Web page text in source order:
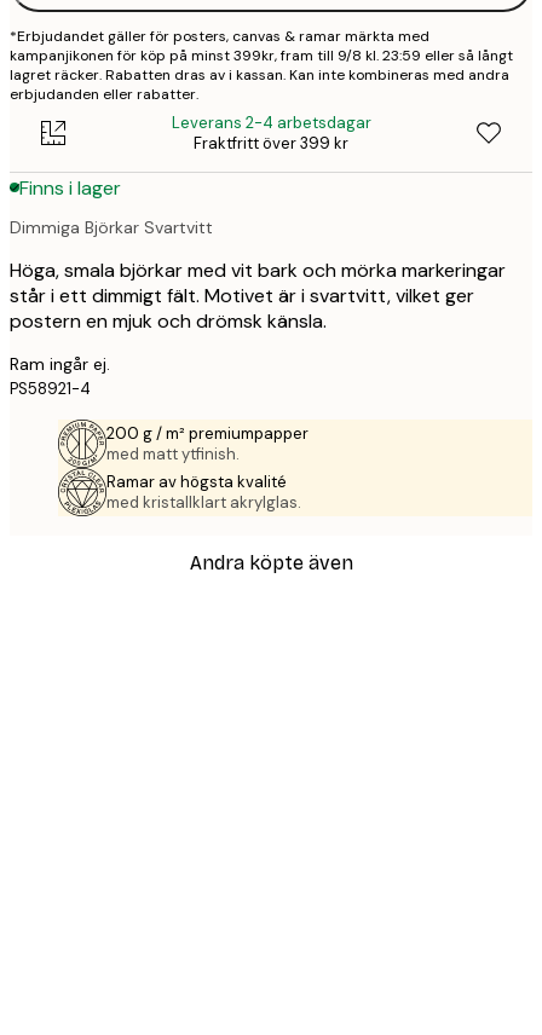
*Erbjudandet gäller för posters, canvas & ramar märkta med
kampanjikonen för köp på minst 399kr, fram till 9/8 kl. 23:59 eller så långt
lagret räcker. Rabatten dras av i kassan. Kan inte kombineras med andra
erbjudanden eller rabatter.
Leverans 2-4 arbetsdagar
Fraktfritt över 399 kr
Finns i lager
Dimmiga Björkar Svartvitt
Höga, smala björkar med vit bark och mörka markeringar
står i ett dimmigt fält. Motivet är i svartvitt, vilket ger
postern en mjuk och drömsk känsla.
Ram ingår ej.
PS58921-4
200 g / m² premiumpapper
med matt ytfinish.
Ramar av högsta kvalité
med kristallklart akrylglas.
Andra köpte även